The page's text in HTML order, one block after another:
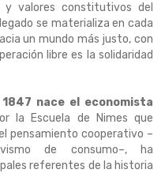
y valores constitutivos del
se materializa en cada
un mundo más justo, con
libre es la solidaridad
nace el economista
la Escuela de Nimes que
pensamiento cooperativo –
de consumo–, ha
referentes de la historia